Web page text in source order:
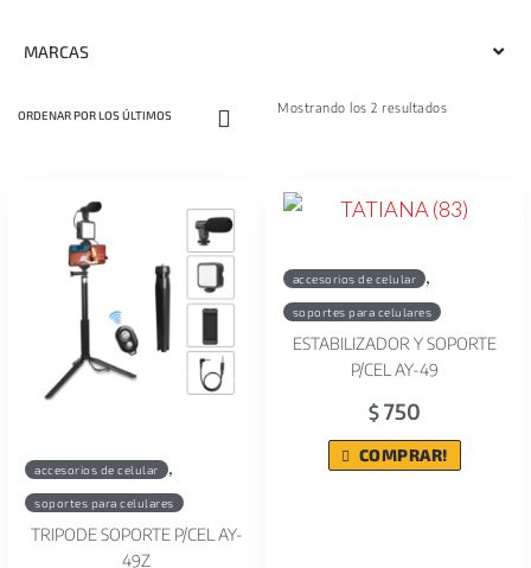
MARCAS
Mostrando los 2 resultados
accesorios de celular ,
soportes para celulares
TRIPODE SOPORTE P/CEL AY-
49Z
accesorios de celular ,
soportes para celulares
ESTABILIZADOR Y SOPORTE
P/CEL AY-49
$750
COMPRAR!